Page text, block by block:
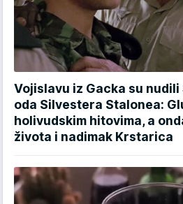
Vojislavu iz Gacka su
oda Silvestera Stalonea:
holivudskim hitovima, a
života i nadimak Krstarica